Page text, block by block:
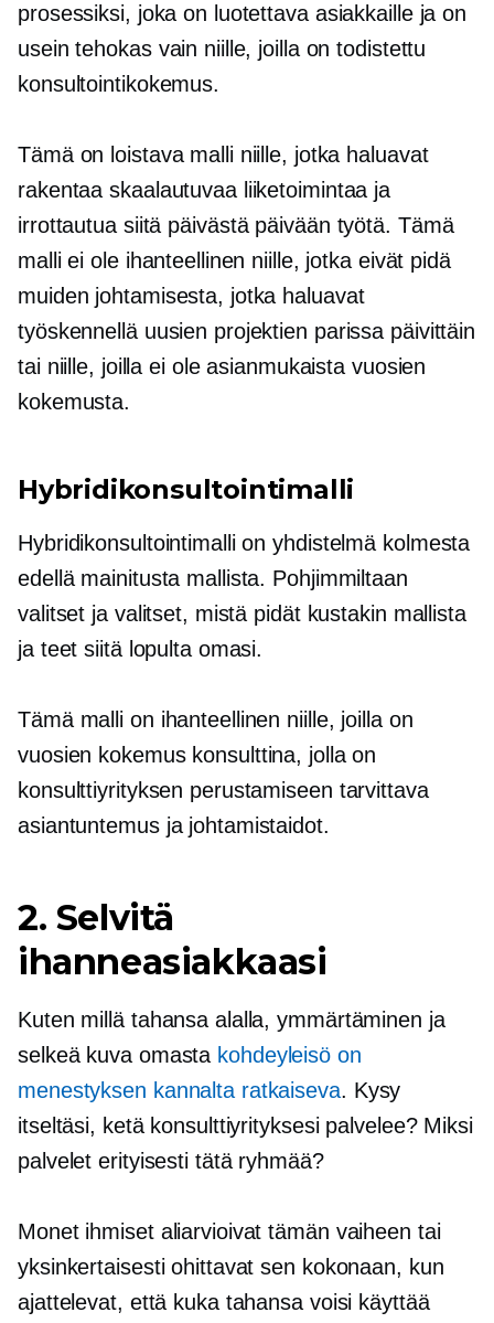
prosessiksi, joka on luotettava asiakkaille ja on
usein tehokas vain niille, joilla on todistettu
konsultointikokemus.
Tämä on loistava malli niille, jotka haluavat
rakentaa skaalautuvaa liiketoimintaa ja
irrottautua siitä päivästä päivään työtä. Tämä
malli ei ole ihanteellinen niille, jotka eivät pidä
muiden johtamisesta, jotka haluavat
työskennellä uusien projektien parissa päivittäin
tai niille, joilla ei ole asianmukaista vuosien
kokemusta.
Hybridikonsultointimalli
Hybridikonsultointimalli on yhdistelmä kolmesta
edellä mainitusta mallista. Pohjimmiltaan
valitset ja valitset, mistä pidät kustakin mallista
ja teet siitä lopulta omasi.
Tämä malli on ihanteellinen niille, joilla on
vuosien kokemus konsulttina, jolla on
konsulttiyrityksen perustamiseen tarvittava
asiantuntemus ja johtamistaidot.
2. Selvitä
ihanneasiakkaasi
Kuten millä tahansa alalla, ymmärtäminen ja
selkeä kuva omasta kohdeyleisö on
menestyksen kannalta ratkaiseva. Kysy
itseltäsi, ketä konsulttiyrityksesi palvelee? Miksi
palvelet erityisesti tätä ryhmää?
Monet ihmiset aliarvioivat tämän vaiheen tai
yksinkertaisesti ohittavat sen kokonaan, kun
ajattelevat, että kuka tahansa voisi käyttää